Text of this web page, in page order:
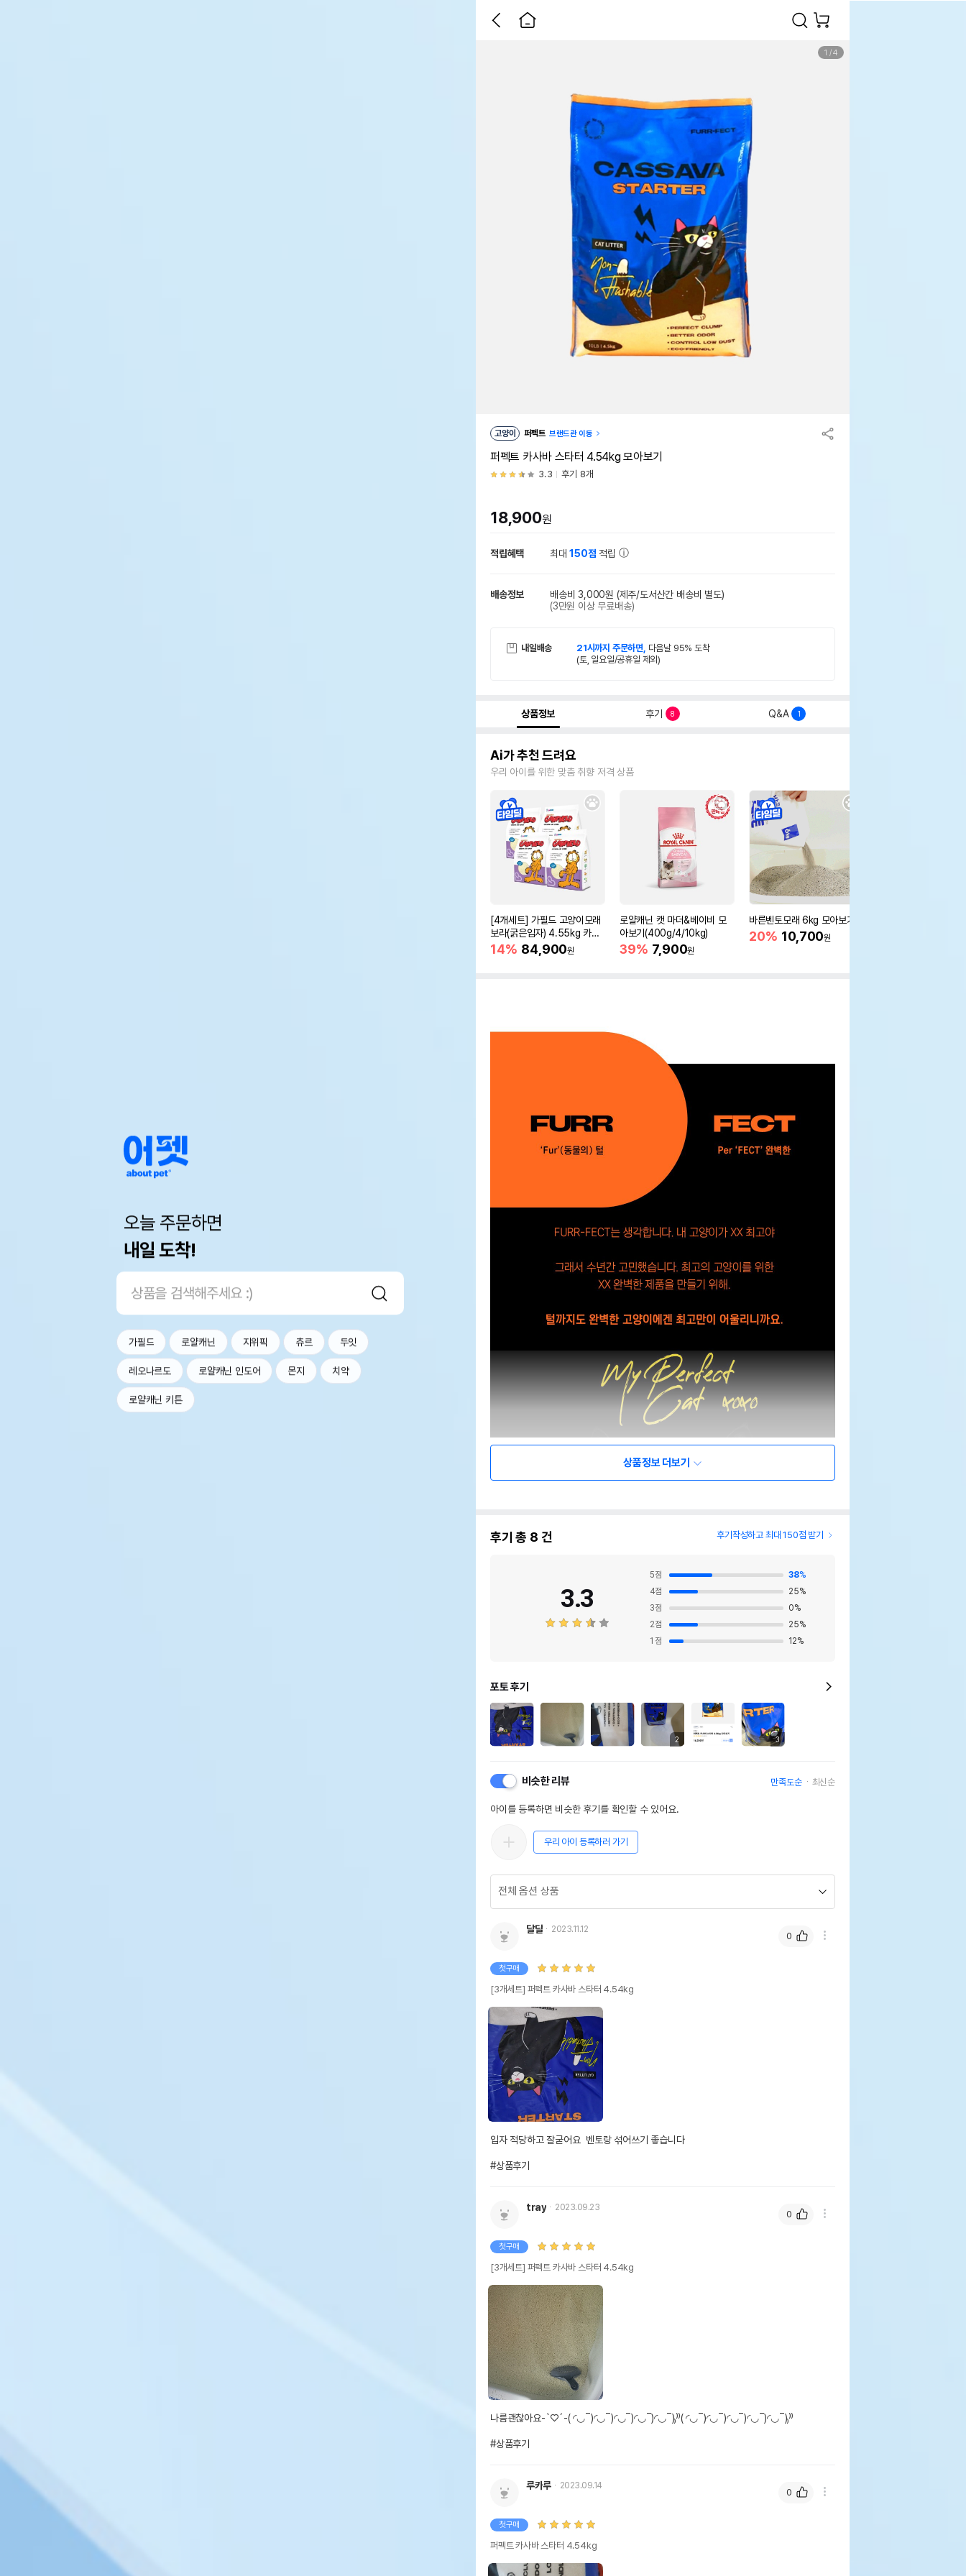
오늘 주문하면
내일 도착!
가필드 로얄캐닌 지위픽 츄르 두잇
레오나르도 로얄캐닌 인도어 몬지 치약
로얄캐닌 키튼
1 /4
고양이 퍼펙트 브랜드관 이동
퍼펙트 카사바 스타터 4.54kg 모아보기
3.3 후기 8개
18,900원
적립혜택 최대150점 적립
배송정보 배송비 3,000원 (제주/도서산간 배송비 별도)
(3만원 이상 무료배송)
내일배송 21시까지 주문하면, 다음날 95% 도착
(토, 일요일/공휴일 제외)
상품정보 후기 8 Q&A 1
Ai가 추천 드려요
우리 아이를 위한 맞춤 취향 저격 상품
[4개세트] 가필드 고양이모래
보라(굵은입자) 4.55kg 카사
바모래
14% 84,900원
로얄캐닌 캣 마더&베이비 모
아보기(400g/4/10kg)
39% 7,900원
바른벤토모래 6kg 모아보기
20% 10,700원
상품정보 더보기
후기 총 8 건 후기작성하고 최대 150점 받기
3.3
5점 38%
4점 25%
3점 0%
2점 25%
1 점 12%
포토 후기
2 3
비슷한 리뷰 만족도순 최신순
아이를 등록하면 비슷한 후기를 확인할 수 있어요.
우리 아이 등록하러 가기
달달 2023.11.12
첫구매
[3개세트] 퍼펙트 카사바 스타터 4.54kg
입자 적당하고 잘굳어요  벤토랑 섞어쓰기 좋습니다
#상품후기
0
tray 2023.09.23
첫구매
[3개세트] 퍼펙트 카사바 스타터 4.54kg
나름괜찮아요-`♡´-( ◜◡‾)◜◡‾)◜◡‾)◜◡‾)◜◡‾)₎⁾⁾( ◜◡‾)◜◡‾)◜◡‾)◜◡‾)◜◡‾)₎⁾⁾
#상품후기
0
루카루 2023.09.14
첫구매
퍼펙트 카사바 스타터 4.54kg
0